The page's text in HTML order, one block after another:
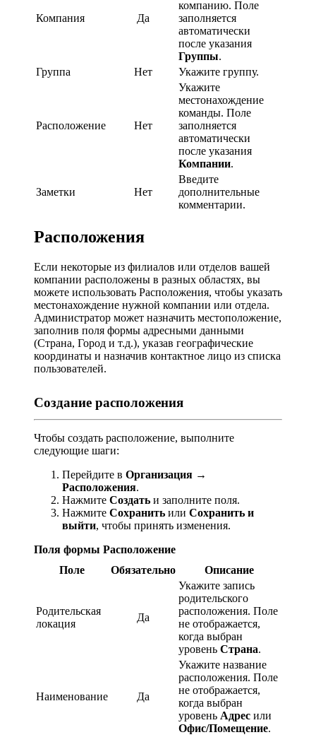
Компания Да
компанию. Поле
заполняется
автоматически
после указания
Группы.
Группа
Нет Укажите группу.
Расположение Нет
Укажите
местонахождение
команды. Поле
заполняется
автоматически
после указания
Компании.
Заметки Нет
Введите
дополнительные
комментарии.
Расположения
Если некоторые из филиалов или отделов вашей
компании расположены в разных областях, вы
можете использовать Расположения, чтобы указать
местонахождение нужной компании или отдела.
Администратор может назначить местоположение,
заполнив поля формы адресными данными
(Страна, Город и т.д.), указав географические
координаты и назначив контактное лицо из списка
пользователей.
Создание расположения
Чтобы создать расположение, выполните
следующие шаги:
Перейдите в Организация →
Расположения.
Нажмите Создать и заполните поля.
Нажмите Сохранить или Сохранить и
выйти, чтобы принять изменения.
Поля формы Расположение
Поле
Обязательно Описание
Родительская
локация
Да
Укажите запись
родительского
расположения. Поле
не отображается,
когда выбран
уровень Страна.
Наименование Да
Укажите название
расположения. Поле
не отображается,
когда выбран
уровень Адрес или
Офис/Помещение.